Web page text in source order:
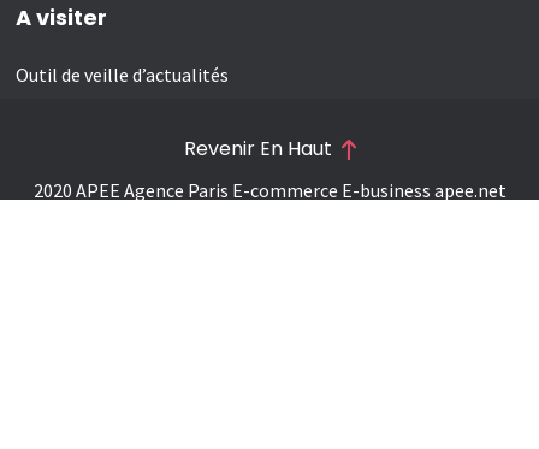
A visiter
Outil de veille d’actualités
2020 APEE Agence Paris E-commerce E-business apee.net
Revenir En Haut